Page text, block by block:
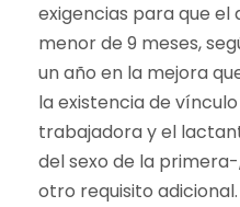
exigencias para que el
menor de 9 meses,
un año en la mejora
la existencia de
trabajadora y el
del sexo de la
otro requisito